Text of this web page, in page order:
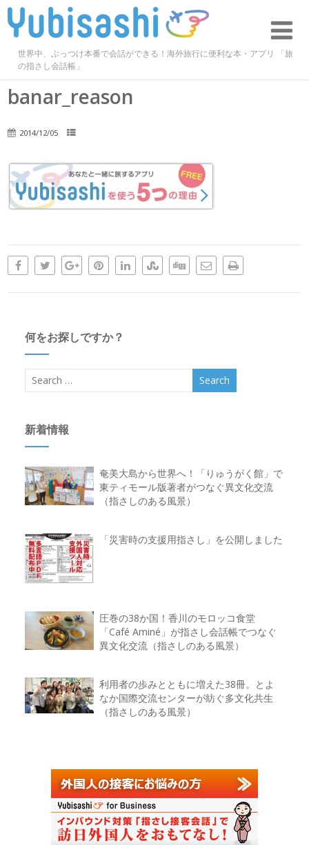
世界中、ぶっつけ本番で会話ができる！海外旅行に便利な本・アプリ 「旅
の指さし会話帳」
banar_reason
2014/12/05
何をお探しですか？
新着情報
奄美大島から世界へ！「りゅうがく館」で
東ティモール版著者がつなぐ異文化交流
（指さしのある風景）
「災害時の支援用指さし」を公開しました
圧巻の38か国！香川のモロッコ食堂
「Café Aminé」が指さし会話帳でつなぐ
異文化交流（指さしのある風景）
利用者の歩みとともに増えた38冊。とよ
なか国際交流センターが紡ぐ多文化共生
（指さしのある風景）